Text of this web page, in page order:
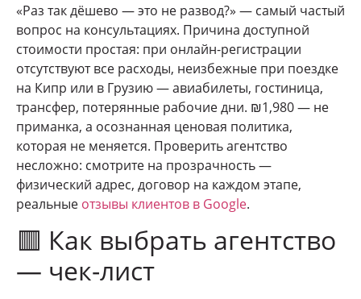
«Раз так дёшево — это не развод?» — самый частый
вопрос на консультациях. Причина доступной
стоимости простая: при онлайн-регистрации
отсутствуют все расходы, неизбежные при поездке
на Кипр или в Грузию — авиабилеты, гостиница,
трансфер, потерянные рабочие дни. ₪1,980 — не
приманка, а осознанная ценовая политика,
которая не меняется. Проверить агентство
несложно: смотрите на прозрачность —
физический адрес, договор на каждом этапе,
реальные отзывы клиентов в Google.
🟥 Как выбрать агентство
— чек-лист